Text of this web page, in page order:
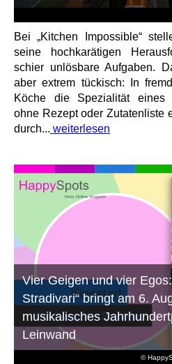
Bei „Kitchen Impossible“
seine hochkarätigen
schier unlösbare Aufgaben.
aber extrem tückisch: In
Köche die Spezialität eines
ohne Rezept oder Zutatenliste
durch... weiterlesen
©
Vier Geigen und vier
Stradivari“ bringt am 6.
musikalisches
Leinwand